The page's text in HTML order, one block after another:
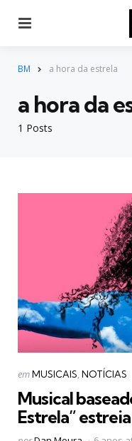
BM a hora da estrela
1 Posts
a hora da
Categorias
Postado
emMUSICAIS NOTÍCIAS
Musical
Estrela”